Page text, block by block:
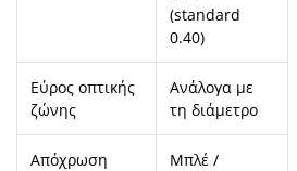
(standard
0.40)
Εύρος οπτικής
ζώνης
Ανάλογα με
τη διάμετρο
Απόχρωση
Μπλέ /